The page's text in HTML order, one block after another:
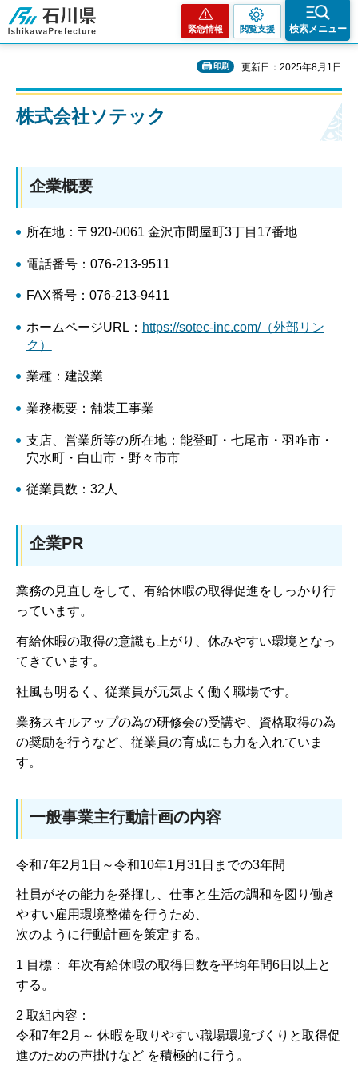
石川県
緊急情報 閲覧支援 検索メニュー
印刷 更新日：2025年8月1日
株式会社ソテック
企業概要
所在地：〒920-0061 金沢市問屋町3丁目17番地
電話番号：076-213-9511
FAX番号：076-213-9411
ホームページURL： https://sotec-inc.com/（外部リン
ク）
業種：建設業
業務概要：舗装工事業
支店、営業所等の所在地：能登町・七尾市・羽咋市・
穴水町・白山市・野々市市
従業員数：32人
企業PR
業務の見直しをして、有給休暇の取得促進をしっかり行
っています。
有給休暇の取得の意識も上がり、休みやすい環境となっ
てきています。
社風も明るく、従業員が元気よく働く職場です。
業務スキルアップの為の研修会の受講や、資格取得の為
の奨励を行うなど、従業員の育成にも力を入れていま
す。
一般事業主行動計画の内容
令和7年2月1日～令和10年1月31日までの3年間
社員がその能力を発揮し、仕事と生活の調和を図り働き
やすい雇用環境整備を行うため、
次のように行動計画を策定する。
1 目標： 年次有給休暇の取得日数を平均年間6日以上と
する。
2 取組内容：
令和7年2月～ 休暇を取りやすい職場環境づくりと取得促
進のための声掛けなど を積極的に行う。